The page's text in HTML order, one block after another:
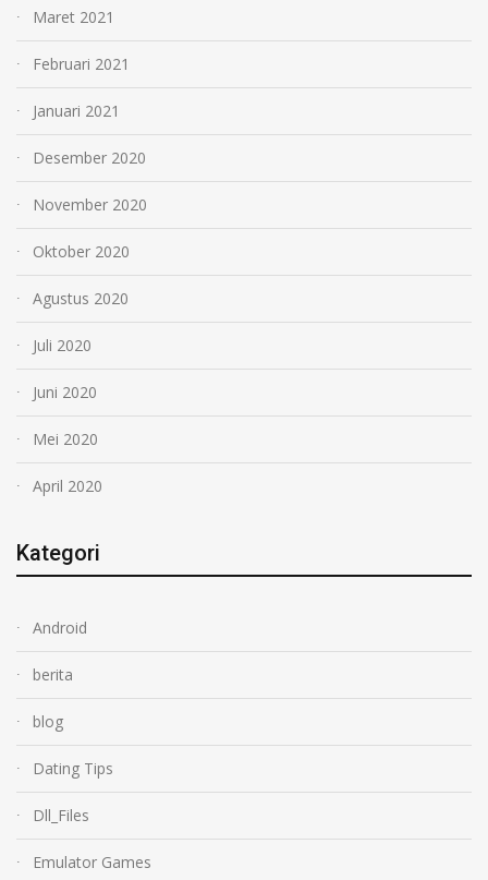
Maret 2021
Februari 2021
Januari 2021
Desember 2020
November 2020
Oktober 2020
Agustus 2020
Juli 2020
Juni 2020
Mei 2020
April 2020
Kategori
Android
berita
blog
Dating Tips
Dll_Files
Emulator Games